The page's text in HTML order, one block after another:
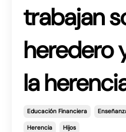
trabajan
heredero
la
Educación Financiera
Herencia Hijos